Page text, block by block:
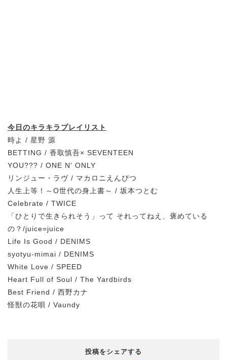
今日のキラキラプレイリスト
時よ / 星野 源
BETTING / 香取慎吾× SEVENTEEN
YOU??? / ONE N' ONLY
リンジュー・ラヴ / マカロニえんぴつ
人生上等！～O世代の身上書～ / 坂本つとむ
Celebrate / TWICE
「ひとりで生きられそう」って それってねえ、褒めている
の？/juice=juice
Life Is Good / DENIMS
syotyu-mimai / DENIMS
White Love / SPEED
Heart Full of Soul / The Yardbirds
Best Friend / 西野カナ
怪獣の花唄 / Vaundy
投稿をシェアする